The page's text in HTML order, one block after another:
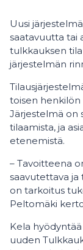
Uusi
saatavuutta tai
tulkkauksen
järjestelmän
toisen
Järjestelmä on
tilaamista, ja
etenemistä.
– Tavoitteena
saavutettava ja
on tarkoitus
Peltomäki
Kela
uuden